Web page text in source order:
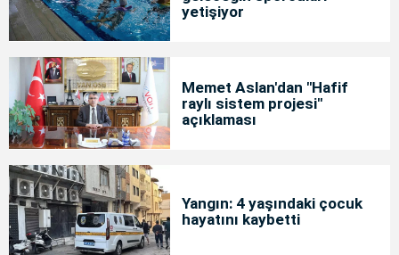
yetişiyor
Memet Aslan'dan "Hafif
raylı sistem projesi"
açıklaması
Yangın: 4 yaşındaki çocuk
hayatını kaybetti